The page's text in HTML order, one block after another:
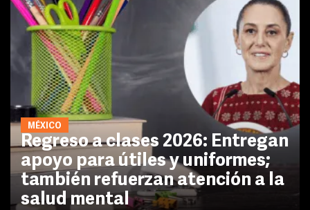
MÉXICO
Regreso a clases 2026: Entregan
apoyo para útiles y uniformes;
también refuerzan atención a la
salud mental